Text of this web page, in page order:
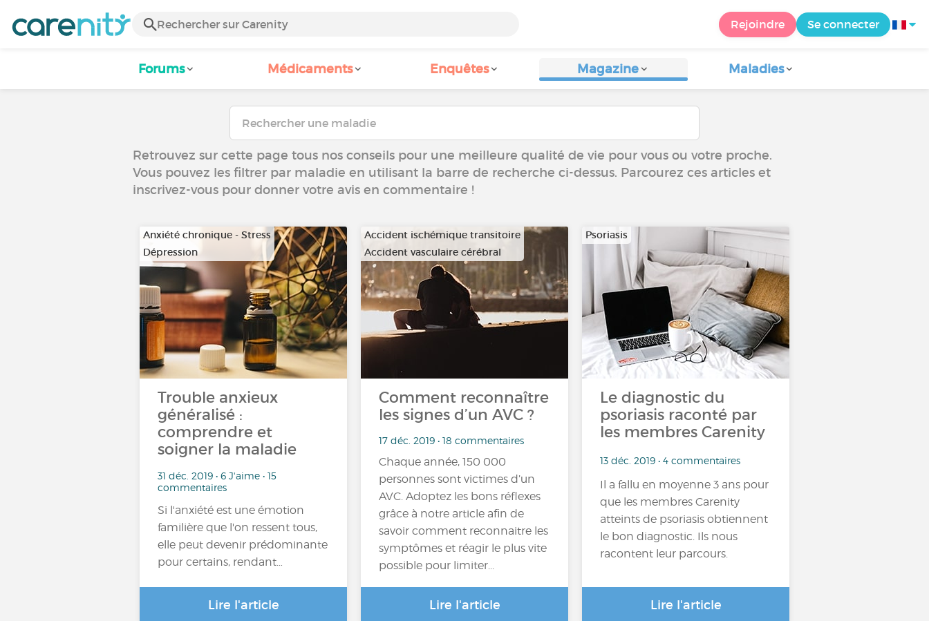
Rejoindre Se connecter
Forums Médicaments Enquêtes Magazine Maladies
Retrouvez sur cette page tous nos conseils pour une meilleure qualité de vie pour vous ou votre proche.
Vous pouvez les filtrer par maladie en utilisant la barre de recherche ci-dessus. Parcourez ces articles et
inscrivez-vous pour donner votre avis en commentaire !
Anxiété chronique - Stress
Dépression
…
Trouble anxieux
généralisé :
comprendre et
soigner la maladie
31 déc. 2019 • 6 J'aime • 15
commentaires
Si l'anxiété est une émotion
familière que l'on ressent tous,
elle peut devenir prédominante
pour certains, rendant…
Lire l'article
Accident ischémique transitoire
Accident vasculaire cérébral
Comment reconnaître
les signes d’un AVC ?
17 déc. 2019 • 18 commentaires
Chaque année, 150 000
personnes sont victimes d’un
AVC. Adoptez les bons réflexes
grâce à notre article afin de
savoir comment reconnaitre les
symptômes et réagir le plus vite
possible pour limiter...
Lire l'article
Psoriasis
Le diagnostic du
psoriasis raconté par
les membres Carenity
13 déc. 2019 • 4 commentaires
Il a fallu en moyenne 3 ans pour
que les membres Carenity
atteints de psoriasis obtiennent
le bon diagnostic. Ils nous
racontent leur parcours.
Lire l'article